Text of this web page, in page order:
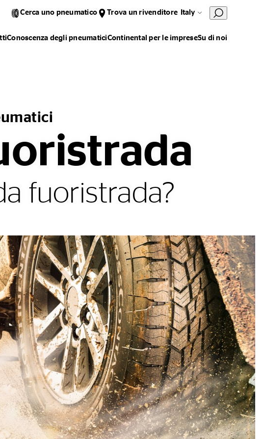
Cerca uno pneumatico Trova un rivenditore Italy
Conoscenza degli pneumaticiContinental per le impreseSu di noi
fuoristrada?